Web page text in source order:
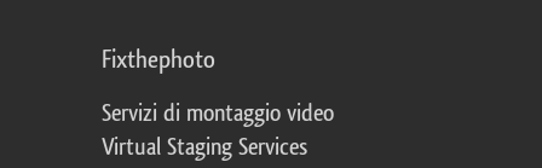
Fixthephoto
Servizi di montaggio video
Virtual Staging Services